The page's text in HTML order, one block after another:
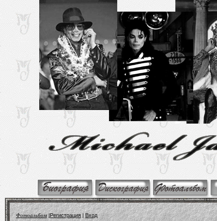
Фотоальбом|Регистрация|Вход